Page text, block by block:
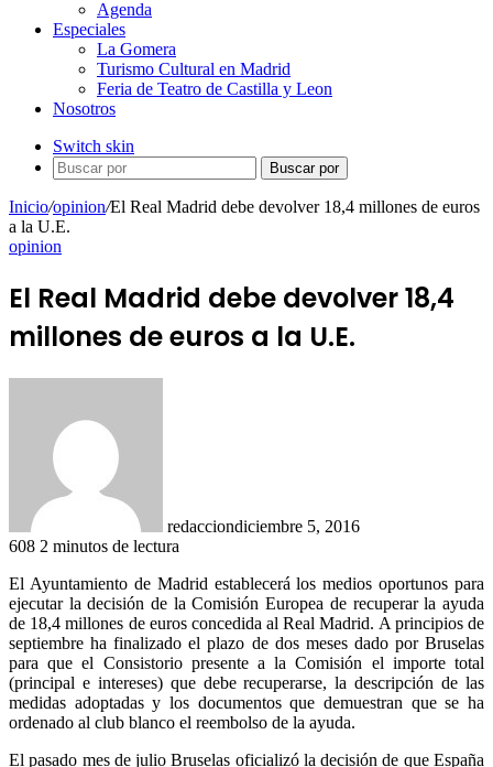
Agenda
Especiales
La Gomera
Turismo Cultural en Madrid
Feria de Teatro de Castilla y Leon
Nosotros
Switch skin
Buscar por
Inicio/opinion/El Real Madrid debe devolver 18,4 millones de euros
a la U.E.
opinion
El Real Madrid debe devolver 18,4
millones de euros a la U.E.
redacciondiciembre 5, 2016
608 2 minutos de lectura
El Ayuntamiento de Madrid establecerá los medios oportunos para
ejecutar la decisión de la Comisión Europea de recuperar la ayuda
de 18,4 millones de euros concedida al Real Madrid. A principios de
septiembre ha finalizado el plazo de dos meses dado por Bruselas
para que el Consistorio presente a la Comisión el importe total
(principal e intereses) que debe recuperarse, la descripción de las
medidas adoptadas y los documentos que demuestran que se ha
ordenado al club blanco el reembolso de la ayuda.
El pasado mes de julio Bruselas oficializó la decisión de que España